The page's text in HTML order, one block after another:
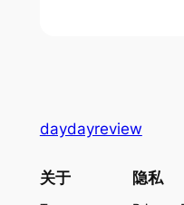
daydayreview
关于 隐私